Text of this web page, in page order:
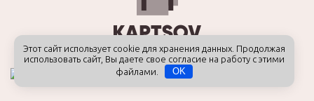
Этот сайт использует cookie для хранения данных. Продолжая
использовать сайт, Вы даете свое согласие на работу с этими
файлами.
OK